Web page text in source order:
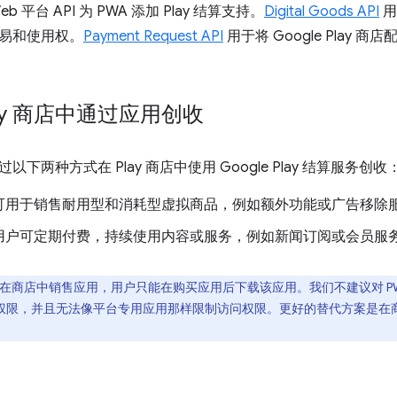
平台 API 为 PWA 添加 Play 结算支持。 Digital Goods API
和使用权。 Payment Request API 用于将 Google Play 商店
商店中通过应用创收
以下两种方式在 Play 商店中使用 Google Play 结算服务创收
用于销售耐用型和消耗型虚拟商品，例如额外功能或广告移除
户可定期付费，持续使用内容或服务，例如新闻订阅或会员服
商店中销售应用，用户只能在购买应用后下载该应用。我们不建议对
限，并且无法像平台专用应用那样限制访问权限。更好的替代方案是